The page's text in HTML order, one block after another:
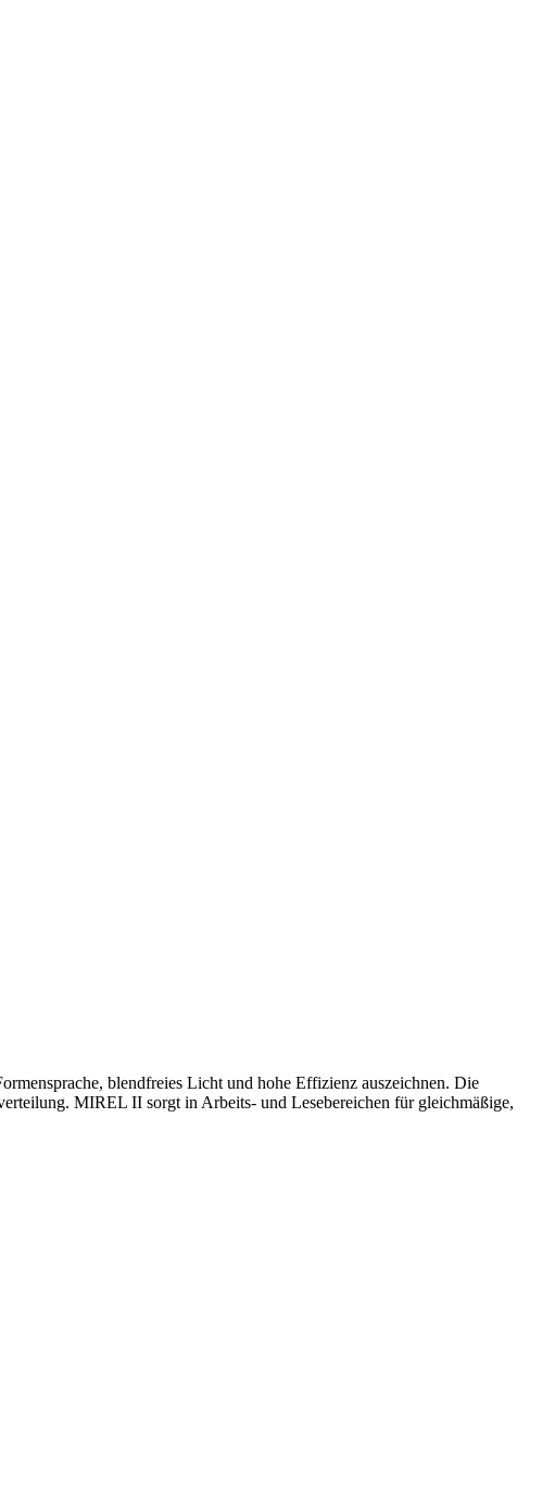
blendfreies Licht und hohe Effizienz auszeichnen. Die
MIREL II sorgt in Arbeits- und Lesebereichen für gleichmäßige,